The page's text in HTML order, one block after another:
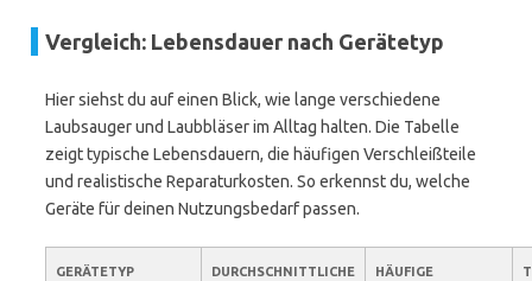
Vergleich: Lebensdauer nach Gerätetyp
Hier siehst du auf einen Blick, wie lange verschiedene
Laubsauger und Laubbläser im Alltag halten. Die Tabelle
zeigt typische Lebensdauern, die häufigen Verschleißteile
und realistische Reparaturkosten. So erkennst du, welche
Geräte für deinen Nutzungsbedarf passen.
GERÄTETYP
DURCHSCHNITTLICHE
HÄUFIGE